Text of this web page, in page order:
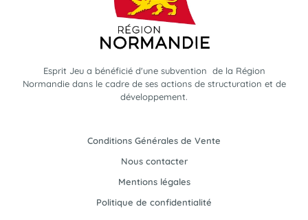
Esprit Jeu a bénéficié d'une subvention de la Région
Normandie dans le cadre de ses actions de structuration et de
développement.
Conditions Générales de Vente
Nous contacter
Mentions légales
Politique de confidentialité